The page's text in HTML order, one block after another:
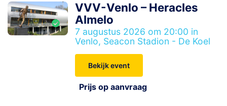
VVV-Venlo – Heracles
Almelo
7 augustus 2026 om 20:00 in
Venlo, Seacon Stadion - De Koel
Bekijk event
Prijs op aanvraag